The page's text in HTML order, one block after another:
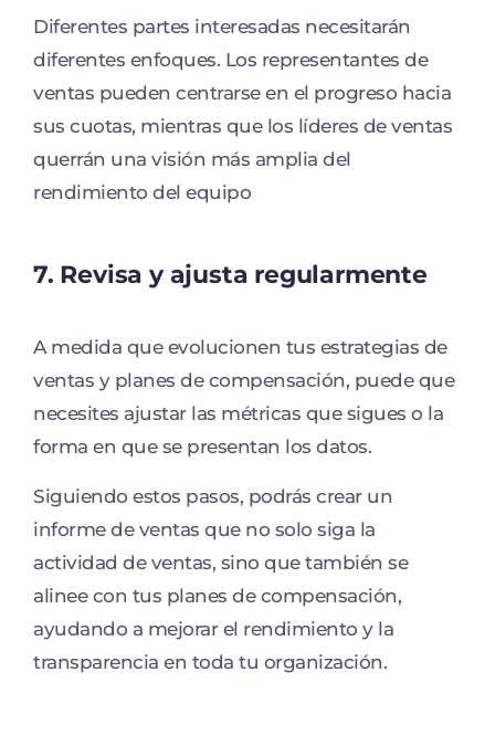
Diferentes partes interesadas necesitarán
diferentes enfoques. Los representantes de
ventas pueden centrarse en el progreso hacia
sus cuotas, mientras que los líderes de ventas
querrán una visión más amplia del
rendimiento del equipo
7. Revisa y ajusta regularmente
A medida que evolucionen tus estrategias de
ventas y planes de compensación, puede que
necesites ajustar las métricas que sigues o la
forma en que se presentan los datos.
Siguiendo estos pasos, podrás crear un
informe de ventas que no solo siga la
actividad de ventas, sino que también se
alinee con tus planes de compensación,
ayudando a mejorar el rendimiento y la
transparencia en toda tu organización.